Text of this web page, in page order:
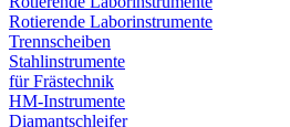
Rotierende Laborinstrumente
Trennscheiben
Stahlinstrumente
für Frästechnik
HM-Instrumente
Diamantschleifer